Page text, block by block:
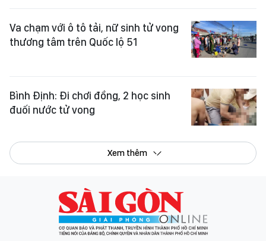
Va chạm với ô tô tải, nữ sinh tử vong
thương tâm trên Quốc lộ 51
Bình Định: Đi chơi đồng, 2 học sinh
đuối nước tử vong
Xem thêm